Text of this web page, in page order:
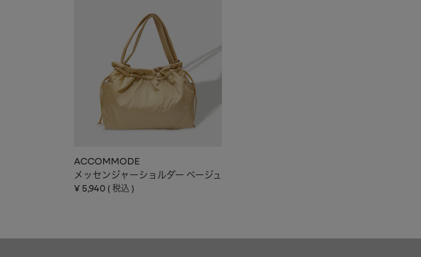
ACCOMMODE
メッセンジャーショルダー ベージュ
¥ 5,940 税込